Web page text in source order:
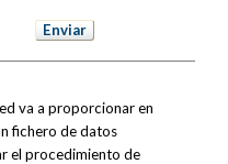
va a proporcionar en
fichero de datos
el procedimiento de